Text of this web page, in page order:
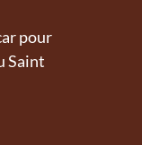
pour
Saint